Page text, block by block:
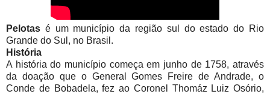
Pelotas é um município da região sul do estado do Rio
Grande do Sul, no Brasil.
História
A história do município começa em junho de 1758, através
da doação que o General Gomes Freire de Andrade, o
Conde de Bobadela, fez ao Coronel Thomáz Luiz Osório,